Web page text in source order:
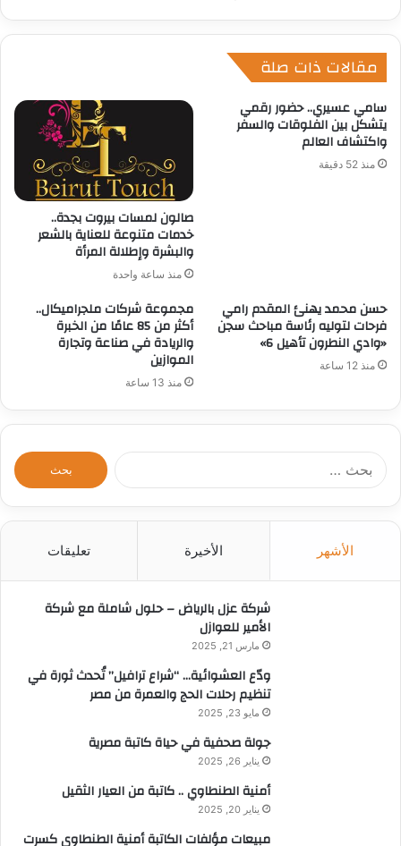
مقالات ذات صلة
سامي عسيري.. حضور رقمي
يتشكل بين الفلوقات والسفر
واكتشاف العالم
منذ 52 دقيقة
صالون لمسات بيروت بجدة..
خدمات متنوعة للعناية بالشعر
والبشرة وإطلالة المرأة
منذ ساعة واحدة
حسن محمد يهنئ المقدم رامي
فرحات لتوليه رئاسة مباحث سجن
«وادي النطرون تأهيل 6»
منذ 12 ساعة
مجموعة شركات ملجراميكال..
أكثر من 85 عامًا من الخبرة
والريادة في صناعة وتجارة
الموازين
منذ 13 ساعة
الأشهر الأخيرة تعليقات
شركة عزل بالرياض – حلول شاملة مع شركة
الأمير للعوازل
مارس 21, 2025
ودّع العشوائية… “شراع ترافيل” تُحدث ثورة في
تنظيم رحلات الحج والعمرة من مصر
مايو 23, 2025
جولة صحفية في حياة كاتبة مصرية
يناير 26, 2025
أمنية الطنطاوي .. كاتبة من العيار الثقيل
يناير 20, 2025
مبيعات مؤلفات الكاتبة أمنية الطنطاوي كسرت